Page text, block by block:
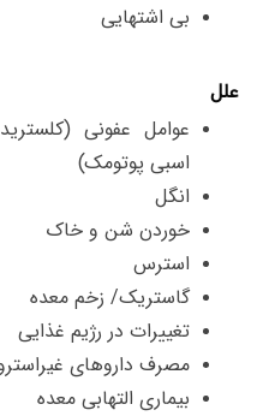
بی اشتهایی
علل
عوامل عفونی
اسبی پوتومک)
انگل
خوردن شن و خاک
استرس
گاستریک/ زخم معده
تغییرات در رژیم غذایی
مصرف داروهای
بیماری التهابی معده